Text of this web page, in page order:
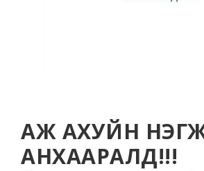
АЖ АХУЙН
АНХААРАЛД!!!